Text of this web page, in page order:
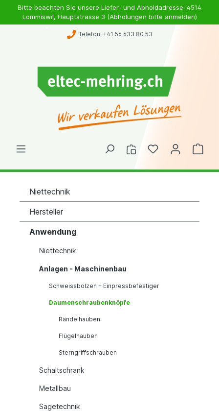
Bitte beachten Sie unsere Liefer- und Abholdadresse: 4514
Lommiswil, Hauptstrasse 3 (Abholungen bitte anmelden)
Telefon: +41 56 633 80 53
Niettechnik
Hersteller
Anwendung
Niettechnik
Anlagen - Maschinenbau
Schweissbolzen + Einpressbefestiger
Daumenschraubenknöpfe
Rändelhauben
Flügelhauben
Sterngriffschrauben
Schaltschrank
Metallbau
Sägetechnik